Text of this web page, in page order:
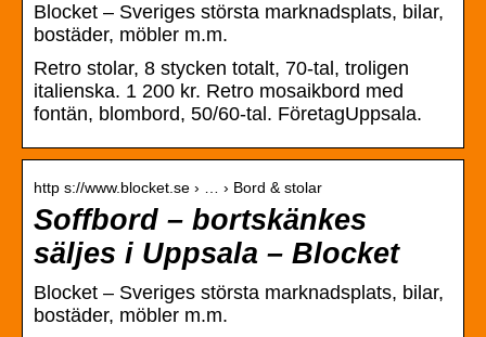
Blocket – Sveriges största marknadsplats, bilar,
bostäder, möbler m.m.
Retro stolar, 8 stycken totalt, 70-tal, troligen
italienska. 1 200 kr. Retro mosaikbord med
fontän, blombord, 50/60-tal. FöretagUppsala.
http s://www.blocket.se › … › Bord & stolar
Soffbord – bortskänkes
säljes i Uppsala – Blocket
Blocket – Sveriges största marknadsplats, bilar,
bostäder, möbler m.m.